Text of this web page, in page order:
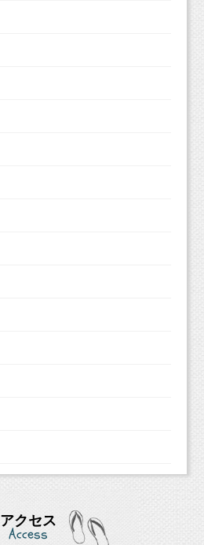
アクセス
Access